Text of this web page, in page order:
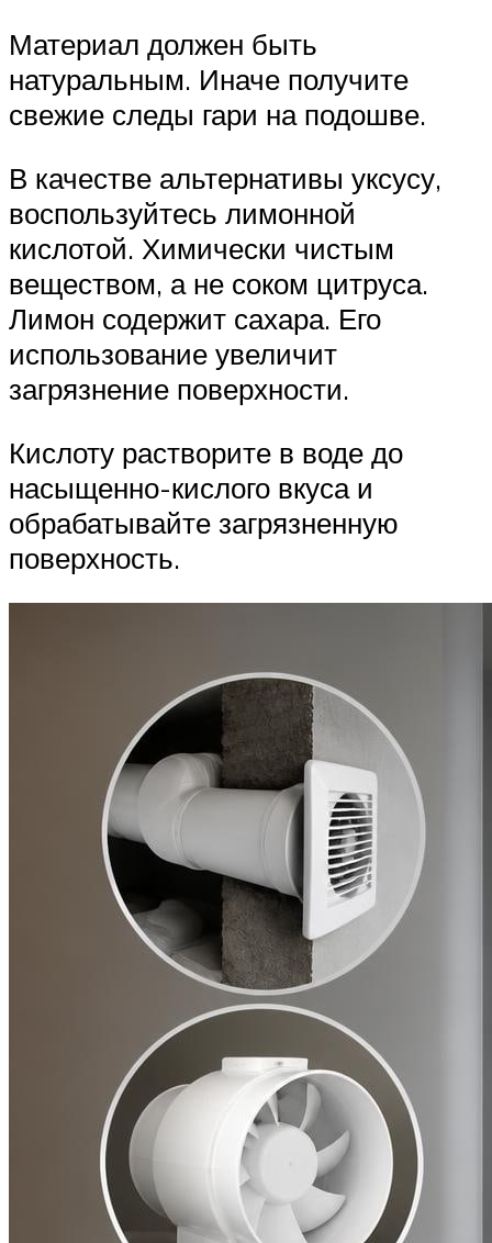
Материал должен быть
натуральным. Иначе получите
свежие следы гари на подошве.
В качестве альтернативы уксусу,
воспользуйтесь лимонной
кислотой. Химически чистым
веществом, а не соком цитруса.
Лимон содержит сахара. Его
использование увеличит
загрязнение поверхности.
Кислоту растворите в воде до
насыщенно-кислого вкуса и
обрабатывайте загрязненную
поверхность.